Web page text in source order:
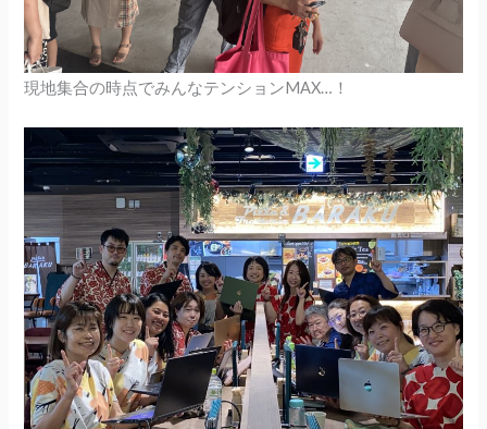
現地集合の時点でみんなテンションMAX…！